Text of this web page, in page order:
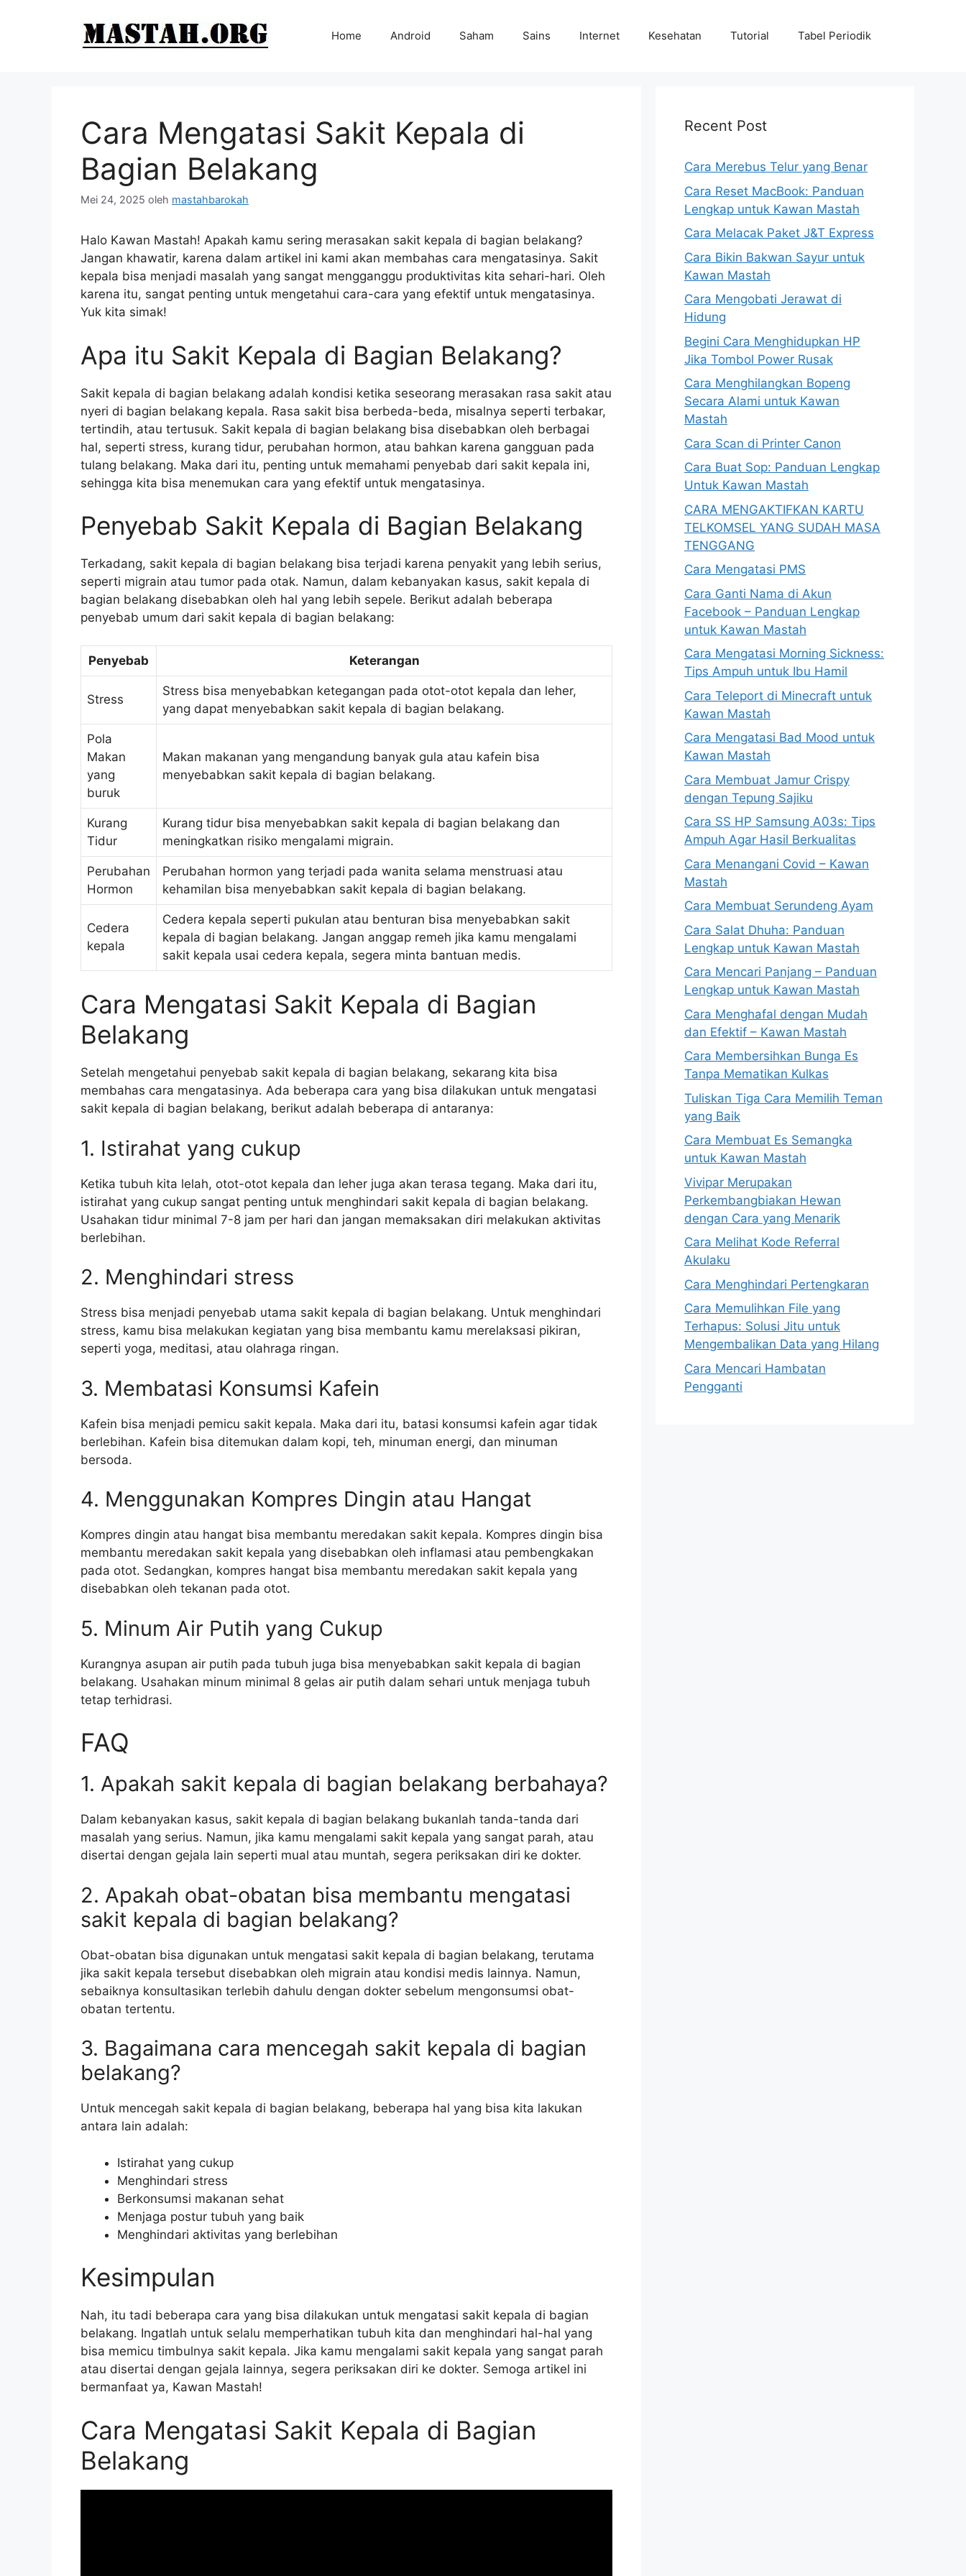
Home Android Saham Sains Internet Kesehatan Tutorial Tabel Periodik
Cara Mengatasi Sakit Kepala di
Bagian Belakang
Mei 24, 2025 oleh mastahbarokah
Halo Kawan Mastah! Apakah kamu sering merasakan sakit kepala di bagian belakang?
Jangan khawatir, karena dalam artikel ini kami akan membahas cara mengatasinya. Sakit
kepala bisa menjadi masalah yang sangat mengganggu produktivitas kita sehari-hari. Oleh
karena itu, sangat penting untuk mengetahui cara-cara yang efektif untuk mengatasinya.
Yuk kita simak!
Apa itu Sakit Kepala di Bagian Belakang?
Sakit kepala di bagian belakang adalah kondisi ketika seseorang merasakan rasa sakit atau
nyeri di bagian belakang kepala. Rasa sakit bisa berbeda-beda, misalnya seperti terbakar,
tertindih, atau tertusuk. Sakit kepala di bagian belakang bisa disebabkan oleh berbagai
hal, seperti stress, kurang tidur, perubahan hormon, atau bahkan karena gangguan pada
tulang belakang. Maka dari itu, penting untuk memahami penyebab dari sakit kepala ini,
sehingga kita bisa menemukan cara yang efektif untuk mengatasinya.
Penyebab Sakit Kepala di Bagian Belakang
Terkadang, sakit kepala di bagian belakang bisa terjadi karena penyakit yang lebih serius,
seperti migrain atau tumor pada otak. Namun, dalam kebanyakan kasus, sakit kepala di
bagian belakang disebabkan oleh hal yang lebih sepele. Berikut adalah beberapa
penyebab umum dari sakit kepala di bagian belakang:
Penyebab Keterangan
Stress
Stress bisa menyebabkan ketegangan pada otot-otot kepala dan leher,
yang dapat menyebabkan sakit kepala di bagian belakang.
Pola
Makan
yang
buruk
Makan makanan yang mengandung banyak gula atau kafein bisa
menyebabkan sakit kepala di bagian belakang.
Kurang
Tidur
Kurang tidur bisa menyebabkan sakit kepala di bagian belakang dan
meningkatkan risiko mengalami migrain.
Perubahan
Hormon
Perubahan hormon yang terjadi pada wanita selama menstruasi atau
kehamilan bisa menyebabkan sakit kepala di bagian belakang.
Cedera
kepala
Cedera kepala seperti pukulan atau benturan bisa menyebabkan sakit
kepala di bagian belakang. Jangan anggap remeh jika kamu mengalami
sakit kepala usai cedera kepala, segera minta bantuan medis.
Cara Mengatasi Sakit Kepala di Bagian
Belakang
Setelah mengetahui penyebab sakit kepala di bagian belakang, sekarang kita bisa
membahas cara mengatasinya. Ada beberapa cara yang bisa dilakukan untuk mengatasi
sakit kepala di bagian belakang, berikut adalah beberapa di antaranya:
1. Istirahat yang cukup
Ketika tubuh kita lelah, otot-otot kepala dan leher juga akan terasa tegang. Maka dari itu,
istirahat yang cukup sangat penting untuk menghindari sakit kepala di bagian belakang.
Usahakan tidur minimal 7-8 jam per hari dan jangan memaksakan diri melakukan aktivitas
berlebihan.
2. Menghindari stress
Stress bisa menjadi penyebab utama sakit kepala di bagian belakang. Untuk menghindari
stress, kamu bisa melakukan kegiatan yang bisa membantu kamu merelaksasi pikiran,
seperti yoga, meditasi, atau olahraga ringan.
3. Membatasi Konsumsi Kafein
Kafein bisa menjadi pemicu sakit kepala. Maka dari itu, batasi konsumsi kafein agar tidak
berlebihan. Kafein bisa ditemukan dalam kopi, teh, minuman energi, dan minuman
bersoda.
4. Menggunakan Kompres Dingin atau Hangat
Kompres dingin atau hangat bisa membantu meredakan sakit kepala. Kompres dingin bisa
membantu meredakan sakit kepala yang disebabkan oleh inflamasi atau pembengkakan
pada otot. Sedangkan, kompres hangat bisa membantu meredakan sakit kepala yang
disebabkan oleh tekanan pada otot.
5. Minum Air Putih yang Cukup
Kurangnya asupan air putih pada tubuh juga bisa menyebabkan sakit kepala di bagian
belakang. Usahakan minum minimal 8 gelas air putih dalam sehari untuk menjaga tubuh
tetap terhidrasi.
FAQ
1. Apakah sakit kepala di bagian belakang berbahaya?
Dalam kebanyakan kasus, sakit kepala di bagian belakang bukanlah tanda-tanda dari
masalah yang serius. Namun, jika kamu mengalami sakit kepala yang sangat parah, atau
disertai dengan gejala lain seperti mual atau muntah, segera periksakan diri ke dokter.
2. Apakah obat-obatan bisa membantu mengatasi
sakit kepala di bagian belakang?
Obat-obatan bisa digunakan untuk mengatasi sakit kepala di bagian belakang, terutama
jika sakit kepala tersebut disebabkan oleh migrain atau kondisi medis lainnya. Namun,
sebaiknya konsultasikan terlebih dahulu dengan dokter sebelum mengonsumsi obat-
obatan tertentu.
3. Bagaimana cara mencegah sakit kepala di bagian
belakang?
Untuk mencegah sakit kepala di bagian belakang, beberapa hal yang bisa kita lakukan
antara lain adalah:
Istirahat yang cukup
Menghindari stress
Berkonsumsi makanan sehat
Menjaga postur tubuh yang baik
Menghindari aktivitas yang berlebihan
Kesimpulan
Nah, itu tadi beberapa cara yang bisa dilakukan untuk mengatasi sakit kepala di bagian
belakang. Ingatlah untuk selalu memperhatikan tubuh kita dan menghindari hal-hal yang
bisa memicu timbulnya sakit kepala. Jika kamu mengalami sakit kepala yang sangat parah
atau disertai dengan gejala lainnya, segera periksakan diri ke dokter. Semoga artikel ini
bermanfaat ya, Kawan Mastah!
Cara Mengatasi Sakit Kepala di Bagian
Belakang
Recent Post
Cara Merebus Telur yang Benar
Cara Reset MacBook: Panduan
Lengkap untuk Kawan Mastah
Cara Melacak Paket J&T Express
Cara Bikin Bakwan Sayur untuk
Kawan Mastah
Cara Mengobati Jerawat di
Hidung
Begini Cara Menghidupkan HP
Jika Tombol Power Rusak
Cara Menghilangkan Bopeng
Secara Alami untuk Kawan
Mastah
Cara Scan di Printer Canon
Cara Buat Sop: Panduan Lengkap
Untuk Kawan Mastah
CARA MENGAKTIFKAN KARTU
TELKOMSEL YANG SUDAH MASA
TENGGANG
Cara Mengatasi PMS
Cara Ganti Nama di Akun
Facebook – Panduan Lengkap
untuk Kawan Mastah
Cara Mengatasi Morning Sickness:
Tips Ampuh untuk Ibu Hamil
Cara Teleport di Minecraft untuk
Kawan Mastah
Cara Mengatasi Bad Mood untuk
Kawan Mastah
Cara Membuat Jamur Crispy
dengan Tepung Sajiku
Cara SS HP Samsung A03s: Tips
Ampuh Agar Hasil Berkualitas
Cara Menangani Covid – Kawan
Mastah
Cara Membuat Serundeng Ayam
Cara Salat Dhuha: Panduan
Lengkap untuk Kawan Mastah
Cara Mencari Panjang – Panduan
Lengkap untuk Kawan Mastah
Cara Menghafal dengan Mudah
dan Efektif – Kawan Mastah
Cara Membersihkan Bunga Es
Tanpa Mematikan Kulkas
Tuliskan Tiga Cara Memilih Teman
yang Baik
Cara Membuat Es Semangka
untuk Kawan Mastah
Vivipar Merupakan
Perkembangbiakan Hewan
dengan Cara yang Menarik
Cara Melihat Kode Referral
Akulaku
Cara Menghindari Pertengkaran
Cara Memulihkan File yang
Terhapus: Solusi Jitu untuk
Mengembalikan Data yang Hilang
Cara Mencari Hambatan
Pengganti